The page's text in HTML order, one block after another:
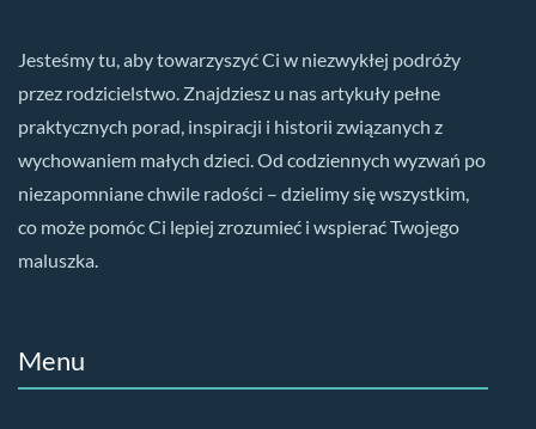
Jesteśmy tu, aby towarzyszyć Ci w niezwykłej podróży
przez rodzicielstwo. Znajdziesz u nas artykuły pełne
praktycznych porad, inspiracji i historii związanych z
wychowaniem małych dzieci. Od codziennych wyzwań po
niezapomniane chwile radości – dzielimy się wszystkim,
co może pomóc Ci lepiej zrozumieć i wspierać Twojego
maluszka.
Menu